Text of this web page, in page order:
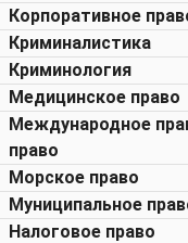
Корпоративное
Криминалистика
Криминология
Медицинское право
Международное
право
Морское право
Муниципальное
Налоговое право